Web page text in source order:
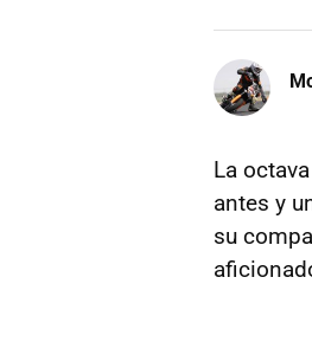
La
antes y
su